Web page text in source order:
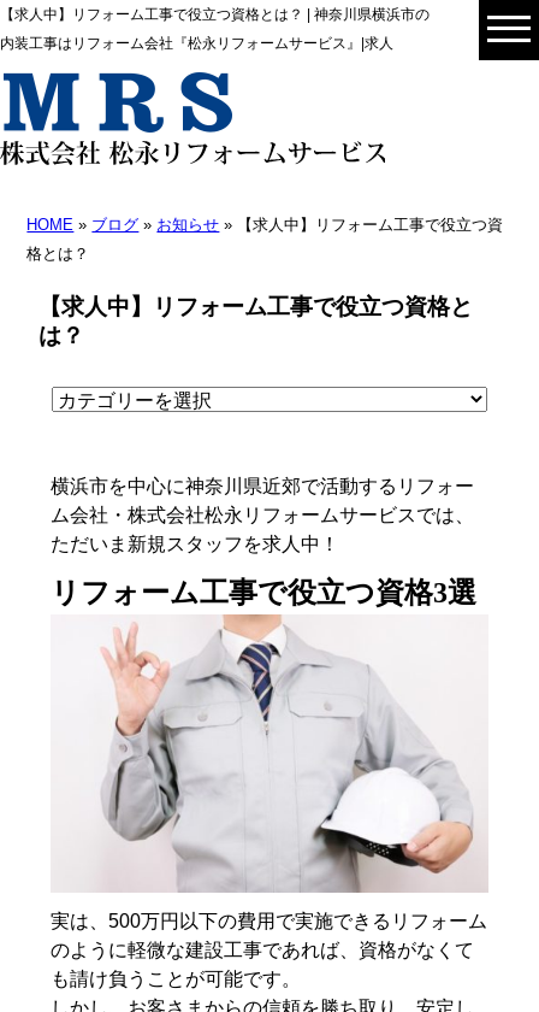
【求人中】リフォーム工事で役立つ資格とは？ | 神奈川県横浜市の
内装工事はリフォーム会社『松永リフォームサービス』|求人
HOME » ブログ » お知らせ » 【求人中】リフォーム工事で役立つ資
格とは？
【求人中】リフォーム工事で役立つ資格と
は？
横浜市を中心に神奈川県近郊で活動するリフォー
ム会社・株式会社松永リフォームサービスでは、
ただいま新規スタッフを求人中！
リフォーム工事で役立つ資格3選
実は、500万円以下の費用で実施できるリフォーム
のように軽微な建設工事であれば、資格がなくて
も請け負うことが可能です。
しかし、お客さまからの信頼を勝ち取り、安定し